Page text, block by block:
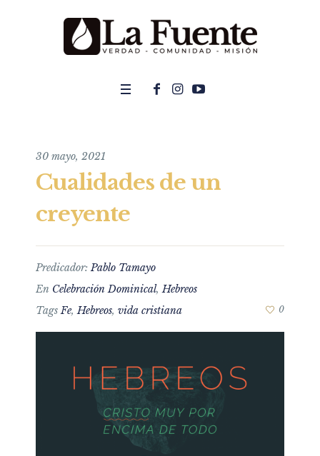
30 mayo, 2021
Cualidades de un
creyente
Predicador:Pablo Tamayo
En Celebración Dominical,Hebreos
TagsFe,Hebreos, vida cristiana 0